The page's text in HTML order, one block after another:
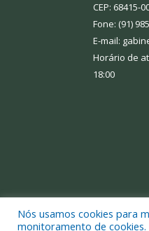
CEP: 68415-
Fone: (91)
E-mail:
Horário de
18:00
Todos os
Nós usamos cookies para
monitoramento de